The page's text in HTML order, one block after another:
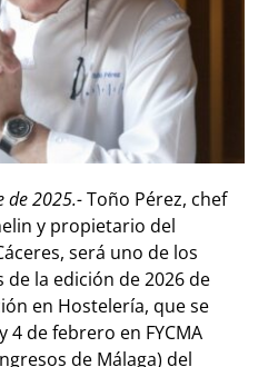
de 2025.-Toño Pérez, chef
y propietario del
será uno de los
la edición de 2026 de
en Hostelería, que se
4 de febrero en FYCMA
de Málaga) del